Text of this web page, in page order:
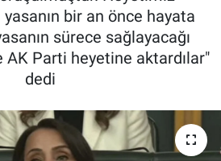
bir an önce hayata
sürece sağlayacağı
Parti heyetine aktardılar"
dedi